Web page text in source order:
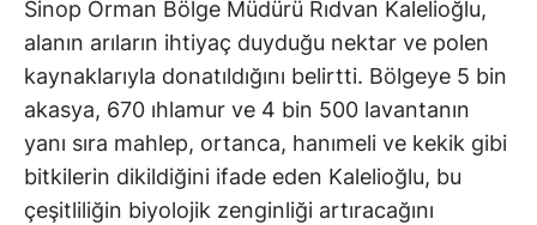
Sinop Orman Bölge Müdürü Rıdvan Kalelioğlu,
alanın arıların ihtiyaç duyduğu nektar ve polen
kaynaklarıyla donatıldığını belirtti. Bölgeye 5 bin
akasya, 670 ıhlamur ve 4 bin 500 lavantanın
yanı sıra mahlep, ortanca, hanımeli ve kekik gibi
bitkilerin dikildiğini ifade eden Kalelioğlu, bu
çeşitliliğin biyolojik zenginliği artıracağını